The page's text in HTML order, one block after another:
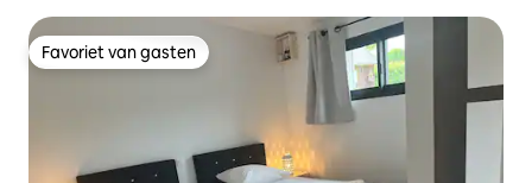
Favoriet van gasten
Favoriet van gasten